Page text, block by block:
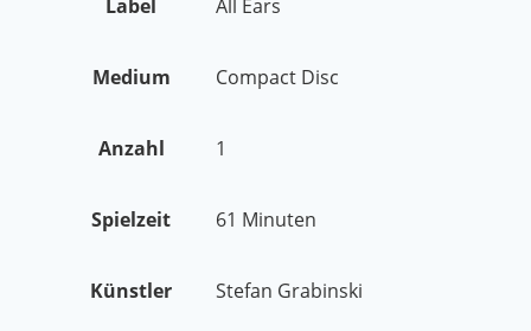
Label All Ears
Medium Compact Disc
Anzahl 1
Spielzeit 61 Minuten
Künstler Stefan Grabinski